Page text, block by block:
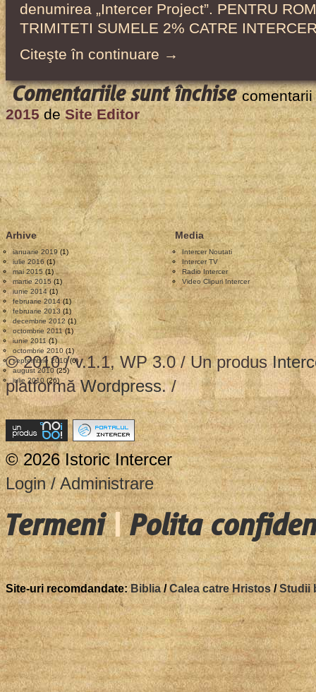
denumirea „Intercer Project”. PENTRU
TRIMITETI SUMELE 2% CATRE
Citeşte în continuare →
Comentariile sunt închisepentru
Website-
ul
Intercer
continua
din
2015
prin
intermediul
companiei
Lucian
Web
Service
2015 de Site Editor
Arhive
ianuarie 2019(1)
iulie 2016 (1)
mai 2015 (1)
martie 2015(1)
iunie 2014(1)
februarie 2014(1)
februarie 2013 (1)
decembrie 2012 (1)
octombrie 2011(1)
iunie 2011(1)
octombrie 2010 (1)
septembrie 2010(6)
august 2010(25)
iulie 2010 (26)
Media
Intercer Noutati
Intercer TV
Radio Intercer
Video Clipuri Intercer
© 2010 / v.1.1, WP 3.0 / Un produs
platformăWordpress. /
© 2026 Istoric Intercer
Login / Administrare
Termeni|Polita
Site-uri recomdandate:Biblia/Calea catre Hristos/Studii